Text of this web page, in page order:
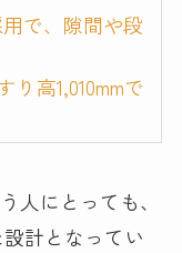
で、隙間や段
高1,010mmで
人にとっても、
計となってい